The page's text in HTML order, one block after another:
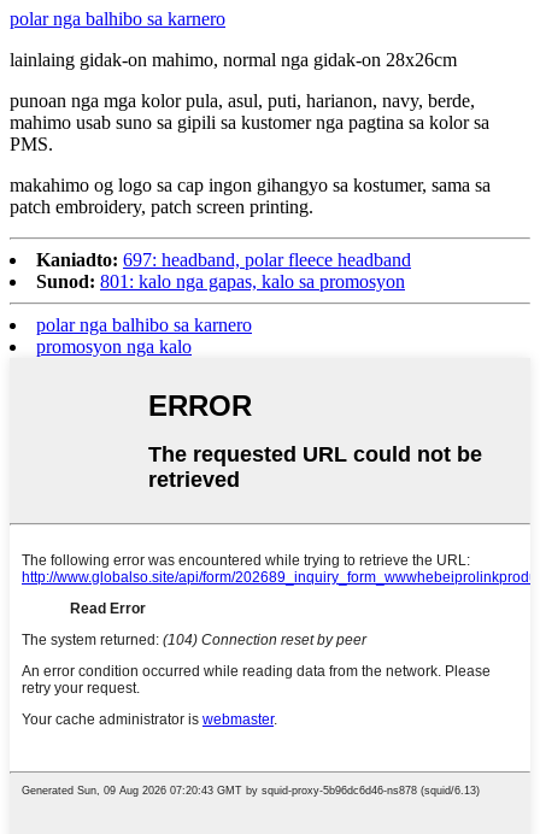
polar nga balhibo sa karnero
lainlaing gidak-on mahimo, normal nga gidak-on 28x26cm
punoan nga mga kolor pula, asul, puti, harianon, navy, berde,
mahimo usab suno sa gipili sa kustomer nga pagtina sa kolor sa
PMS.
makahimo og logo sa cap ingon gihangyo sa kostumer, sama sa
patch embroidery, patch screen printing.
Kaniadto: 697: headband, polar fleece headband
Sunod: 801: kalo nga gapas, kalo sa promosyon
polar nga balhibo sa karnero
promosyon nga kalo